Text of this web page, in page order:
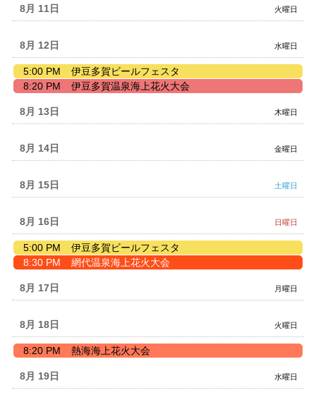
9th
2026
火曜日
8月 11
水曜日
8月 12
水
曜
日,
月
2026
5:00 PM
伊豆多賀ビールフェスタ
水
日,
8
12th
2026
8:20 PM 伊豆多賀温泉海上花火大会
木曜日
8月 13
金曜日
8月 14
土曜日
8月 15
日曜日
8月 16
日
曜
日,
月
2026
5:00 PM
伊豆多賀ビールフェスタ
日
日,
8
16th
2026
8:30 PM 網代温泉海上花火大会
月曜日
8月 17
火曜日
8月 18
火
日,
8
8:20 PM 熱海海上花火大会
水曜日
8月 19